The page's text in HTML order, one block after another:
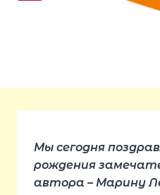
Мы сегодня
рождения
автора – Марину